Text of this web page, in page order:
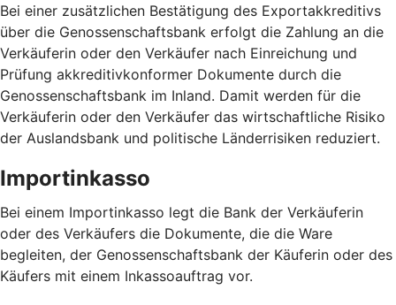
Bei einer zusätzlichen Bestätigung des Exportakkreditivs
über die Genossenschaftsbank erfolgt die Zahlung an die
Verkäuferin oder den Verkäufer nach Einreichung und
Prüfung akkreditivkonformer Dokumente durch die
Genossenschaftsbank im Inland. Damit werden für die
Verkäuferin oder den Verkäufer das wirtschaftliche Risiko
der Auslandsbank und politische Länderrisiken reduziert.
Importinkasso
Bei einem Importinkasso legt die Bank der Verkäuferin
oder des Verkäufers die Dokumente, die die Ware
begleiten, der Genossenschaftsbank der Käuferin oder des
Käufers mit einem Inkassoauftrag vor.